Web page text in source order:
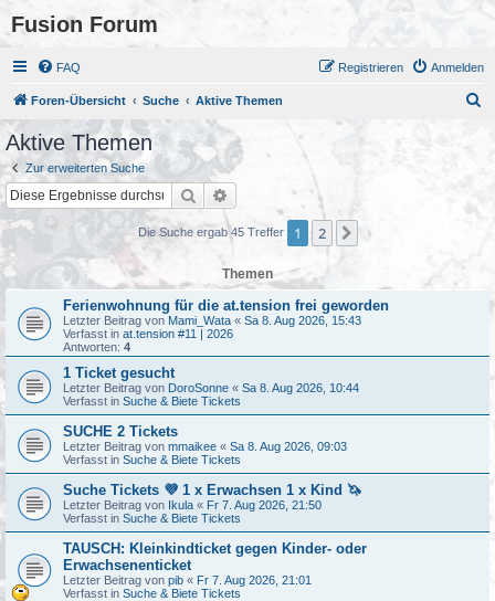
Fusion Forum
FAQ Anmelden
Registrieren
Foren-Übersicht Suche Aktive Themen
Aktive Themen
Zur erweiterten Suche
Suche Erweiterte Suche
Die Suche ergab 45 Treffer 1 2 Nächste
Themen
Ferienwohnung für die at.tension frei geworden
Letzter Beitrag von Mami_Wata « Sa 8. Aug 2026, 15:43
Verfasst in at.tension #11 | 2026
Antworten: 4
1 Ticket gesucht
Letzter Beitrag von DoroSonne « Sa 8. Aug 2026, 10:44
Verfasst in Suche & Biete Tickets
SUCHE 2 Tickets
Letzter Beitrag von mmaikee « Sa 8. Aug 2026, 09:03
Verfasst in Suche & Biete Tickets
Suche Tickets 💜 1 x Erwachsen 1 x Kind 🦄
Letzter Beitrag von Ikula « Fr 7. Aug 2026, 21:50
Verfasst in Suche & Biete Tickets
TAUSCH: Kleinkindticket gegen Kinder- oder
Erwachsenenticket
Letzter Beitrag von pib « Fr 7. Aug 2026, 21:01
Verfasst in Suche & Biete Tickets